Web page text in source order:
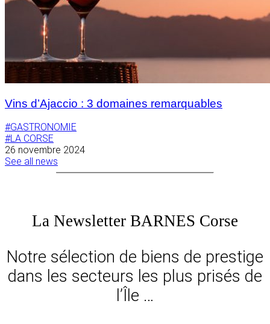
Vins d’Ajaccio : 3 domaines remarquables
#GASTRONOMIE
#LA CORSE
26 novembre 2024
See all news
La Newsletter BARNES Corse
Notre sélection de biens de prestige
dans les secteurs les plus prisés de
l’Île …